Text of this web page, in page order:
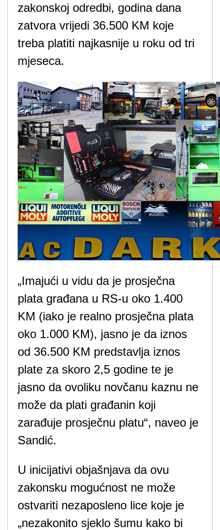
zakonskoj odredbi, godina dana
zatvora vrijedi 36.500 KM koje
treba platiti najkasnije u roku od tri
mjeseca.
„Imajući u vidu da je prosječna
plata građana u RS-u oko 1.400
KM (iako je realno prosječna plata
oko 1.000 KM), jasno je da iznos
od 36.500 KM predstavlja iznos
plate za skoro 2,5 godine te je
jasno da ovoliku novčanu kaznu ne
može da plati građanin koji
zarađuje prosječnu platu“, naveo je
Sandić.
U inicijativi objašnjava da ovu
zakonsku mogućnost ne može
ostvariti nezaposleno lice koje je
„nezakonito sjeklo šumu kako bi